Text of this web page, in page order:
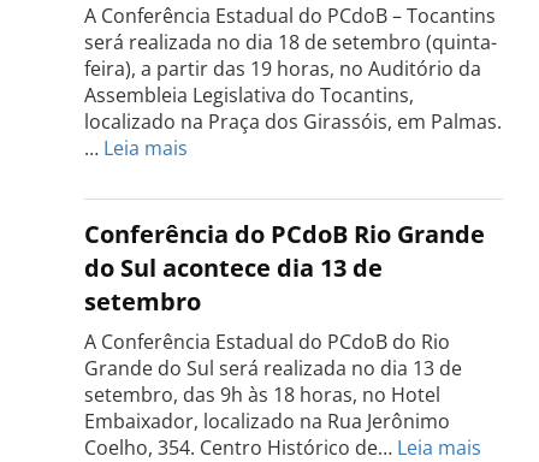
A Conferência Estadual do PCdoB – Tocantins
será realizada no dia 18 de setembro (quinta-
feira), a partir das 19 horas, no Auditório da
Assembleia Legislativa do Tocantins,
localizado na Praça dos Girassóis, em Palmas.
… Leia mais
Estadual
do
Tocantins
será
realizada
dia
18
de
setembro
Conferência do PCdoB Rio Grande
do Sul acontece dia 13 de
setembro
A Conferência Estadual do PCdoB do Rio
Grande do Sul será realizada no dia 13 de
setembro, das 9h às 18 horas, no Hotel
Embaixador, localizado na Rua Jerônimo
Coelho, 354. Centro Histórico de… Leia mais